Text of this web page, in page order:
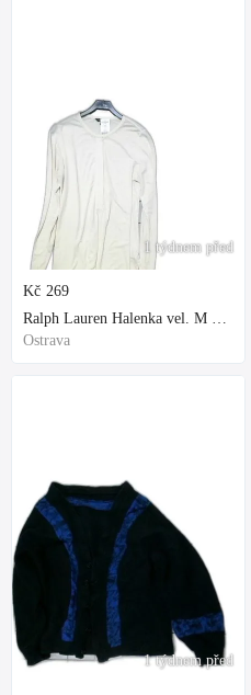
1 týdnem před
Kč 269
Ralph Lauren Halenka vel. M bílá
Ostrava
1 týdnem před